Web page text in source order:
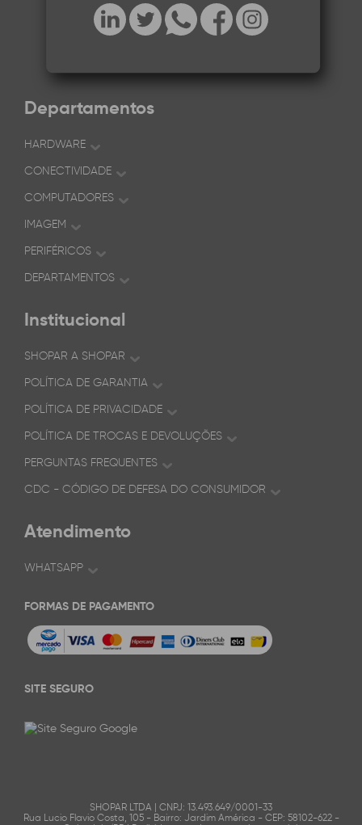
Departamentos
HARDWARE
CONECTIVIDADE
COMPUTADORES
IMAGEM
PERIFÉRICOS
DEPARTAMENTOS
Institucional
SHOPAR A SHOPAR
POLÍTICA DE GARANTIA
POLÍTICA DE PRIVACIDADE
POLÍTICA DE TROCAS E DEVOLUÇÕES
PERGUNTAS FREQUENTES
CDC - CÓDIGO DE DEFESA DO CONSUMIDOR
Atendimento
WHATSAPP
FORMAS DE PAGAMENTO
SITE SEGURO
SHOPAR LTDA | CNPJ: 13.493.649/0001-33
Rua Lucio Flavio Costa, 105 - Bairro: Jardim América - CEP: 58102-622 -